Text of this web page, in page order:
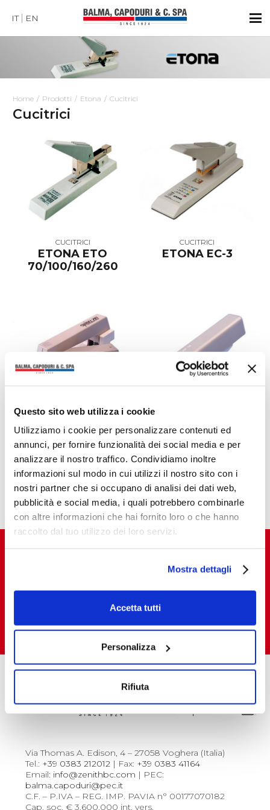
Questo sito web utilizza i cookie
Utilizziamo i cookie per personalizzare contenuti ed
annunci, per fornire funzionalità dei social media e per
analizzare il nostro traffico. Condividiamo inoltre
informazioni sul modo in cui utilizzi il nostro sito con i
nostri partner che si occupano di analisi dei dati web,
pubblicità e social media, i quali potrebbero combinarle
con altre informazioni che hai fornito loro o che hanno
raccolto dal tuo utilizzo dei loro servizi.
Mostra dettagli
Accetta tutti
Personalizza
Rifiuta
IT EN
Home Prodotti Etona Cucitrici
Cucitrici
CUCITRICI
ETONA ETO
70/100/160/260
CUCITRICI
ETONA EC-3
ETONA SWIVEL-210
ETONA HP-10/HP-
210
CONSULTA LA RETE VENDITA
Via Thomas A. Edison, 4 – 27058 Voghera (Italia)
Tel.: +39 0383 212012 | Fax: +39 0383 41164
Email: info@zenithbc.com | PEC:
balma.capoduri@pec.it
C.F. – P.IVA – REG. IMP. PAVIA n° 00177070182
Cap. soc. € 3.600.000 int. vers.